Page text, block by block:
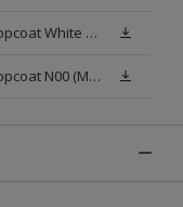
Veiligheidsinformatieblad Alpha Topcoat White W05 (MSDS)
Veiligheidsinformatieblad Alpha Topcoat N00 (MSDS)